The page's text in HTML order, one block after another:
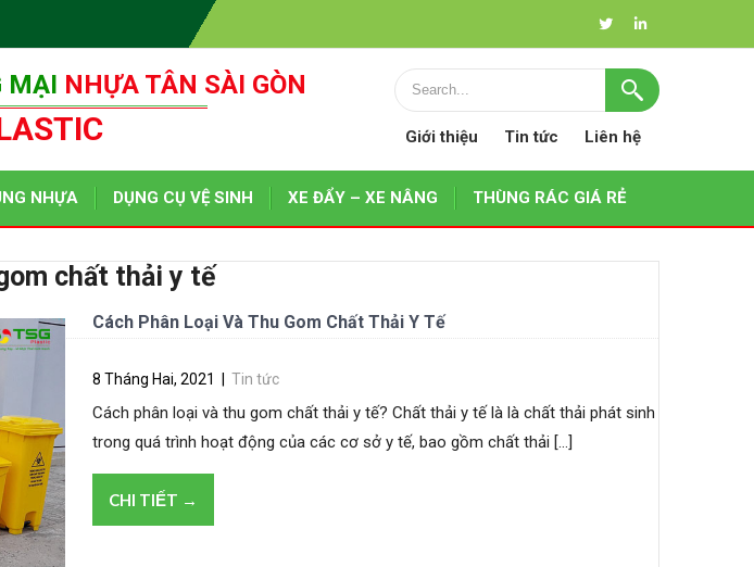
MẠI NHỰA TÂN SÀI GÒN
Giới thiệu Tin tức Liên hệ
NHỰA DỤNG CỤ VỆ SINH XE ĐẨY – XE NÂNG THÙNG RÁC GIÁ RẺ
chất thải y tế
Cách Phân Loại Và Thu Gom Chất Thải Y Tế
8 Tháng Hai, 2021 Tin tức
Cách phân loại và thu gom chất thải y tế? Chất thải y tế là là chất thải phát sinh
trong quá trình hoạt động của các cơ sở y tế, bao gồm chất thải […]
CHI TIẾT →